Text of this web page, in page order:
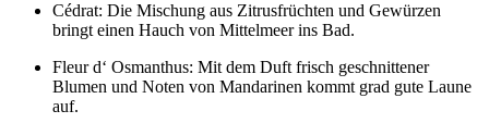
Cédrat: Die Mischung aus Zitrusfrüchten und Gewürzen
bringt einen Hauch von Mittelmeer ins Bad.
Fleur d‘ Osmanthus: Mit dem Duft frisch geschnittener
Blumen und Noten von Mandarinen kommt grad gute Laune
auf.